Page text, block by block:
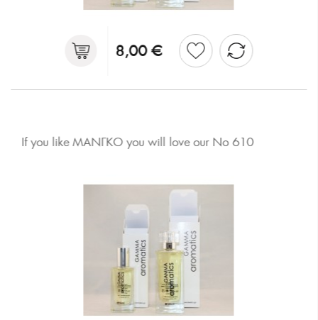
8,00 €
If you like ΜΑΝΓΚΟ you will love our No 610